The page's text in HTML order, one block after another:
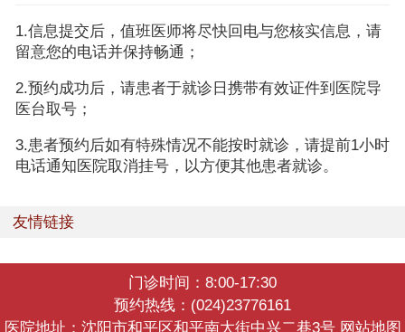
1.信息提交后，值班医师将尽快回电与您核实信息，请
留意您的电话并保持畅通；
2.预约成功后，请患者于就诊日携带有效证件到医院导
医台取号；
3.患者预约后如有特殊情况不能按时就诊，请提前1小时
电话通知医院取消挂号，以方便其他患者就诊。
友情链接
门诊时间：8:00-17:30
预约热线：(024)23776161
医院地址：沈阳市和平区和平南大街中兴二巷3号 网站地图